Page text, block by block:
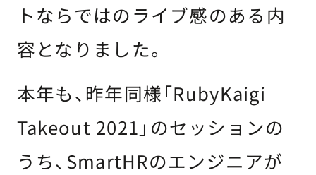
トならではのライブ感のある内
容となりました。
本年も、昨年同様「RubyKaigi
Takeout 2021」のセッションの
うち、SmartHRのエンジニアが